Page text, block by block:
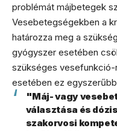
problémát májbetegek
Vesebetegségekben a
határozza meg a
gyógyszer esetében
szükséges vesefunkció-
esetében ez
"Máj- vagy
választása és
szakorvosi